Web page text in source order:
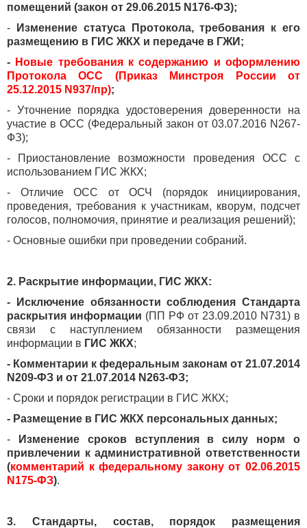
помещений (закон от 29.06.2015 N176-ФЗ);
- Изменение статуса Протокола, требования к его
размещению в ГИС ЖКХ и передаче в ГЖИ;
- Новые требования к содержанию и оформлению
Протокола ОСС (Приказ Минстроя России от
25.12.2015 N937/пр);
- Уточнение порядка удостоверения доверенности на
участие в ОСС (Федеральный закон от 03.07.2016 N267-
ФЗ);
- Приостановление возможности проведения ОСС с
использованием ГИС ЖКХ;
- Отличие ОСС от ОСЧ (порядок инициирования,
проведения, требования к участникам, кворум, подсчет
голосов, полномочия, принятие и реализация решений);
- Основные ошибки при проведении собраний.
2. Раскрытие информации, ГИС ЖКХ:
- Исключение обязанности соблюдения Стандарта
раскрытия информации (ПП РФ от 23.09.2010 N731) в
связи с наступлением обязанности размещения
информации в ГИС ЖКХ;
- Комментарии к федеральным законам от 21.07.2014
N209-ФЗ и от 21.07.2014 N263-ФЗ;
- Сроки и порядок регистрации в ГИС ЖКХ;
- Размещение в ГИС ЖКХ персональных данных;
-
Изменение сроков вступления в силу норм о
привлечении к административной ответственности
(комментарий к федеральному закону от 02.06.2015
N175-ФЗ).
3. Стандарты, состав, порядок размещения